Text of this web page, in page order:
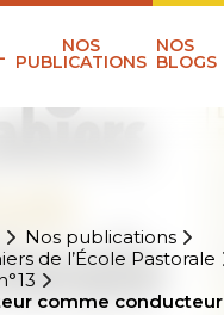
NOS
PUBLICATIONS
NOS
BLOGS
Nos publications
de l’École Pastorale
comme conducteur